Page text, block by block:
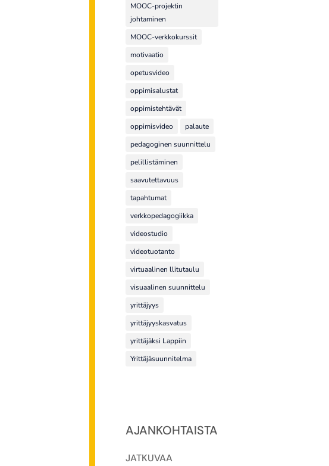
MOOC-projektin
johtaminen
MOOC-verkkokurssit
motivaatio
opetusvideo
oppimisalustat
oppimistehtävät
oppimisvideo
palaute
pedagoginen suunnittelu
pelillistäminen
saavutettavuus
tapahtumat
verkkopedagogiikka
videostudio
videotuotanto
virtuaalinen llitutaulu
visuaalinen suunnittelu
yrittäjyys
yrittäjyyskasvatus
yrittäjäksi Lappiin
Yrittäjäsuunnitelma
AJANKOHTAISTA
JATKUVAA